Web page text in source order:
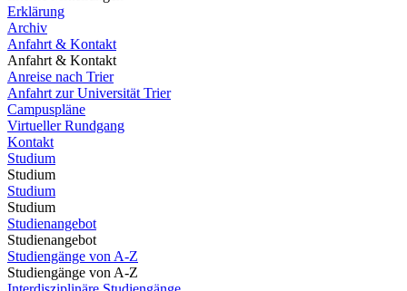
Erklärung
Archiv
Anfahrt & Kontakt
Anfahrt & Kontakt
Anreise nach Trier
Anfahrt zur Universität Trier
Campuspläne
Virtueller Rundgang
Kontakt
Studium
Studium
Studium
Studium
Studienangebot
Studienangebot
Studiengänge von A-Z
Studiengänge von A-Z